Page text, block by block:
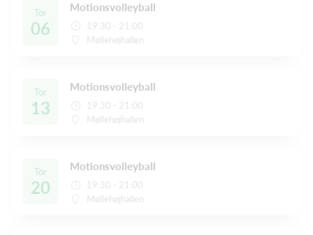
Tor
06
Motionsvolleyball
19:30 - 21:00
Møllehøjhallen
Tor
13
Motionsvolleyball
19:30 - 21:00
Møllehøjhallen
Tor
20
Motionsvolleyball
19:30 - 21:00
Møllehøjhallen